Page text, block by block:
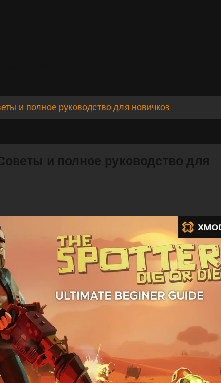
и полное руководство для новичков
и полное руководство для